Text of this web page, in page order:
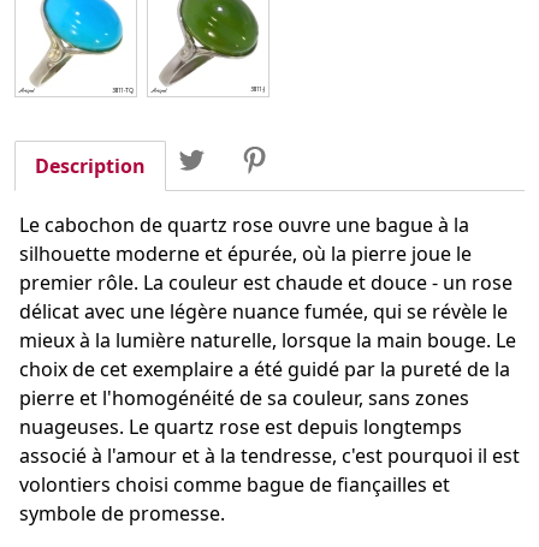
Partager Partager Tweet
Description
Le cabochon de quartz rose ouvre une bague à la
silhouette moderne et épurée, où la pierre joue le
premier rôle. La couleur est chaude et douce - un rose
délicat avec une légère nuance fumée, qui se révèle le
mieux à la lumière naturelle, lorsque la main bouge. Le
choix de cet exemplaire a été guidé par la pureté de la
pierre et l'homogénéité de sa couleur, sans zones
nuageuses. Le quartz rose est depuis longtemps
associé à l'amour et à la tendresse, c'est pourquoi il est
volontiers choisi comme bague de fiançailles et
symbole de promesse.